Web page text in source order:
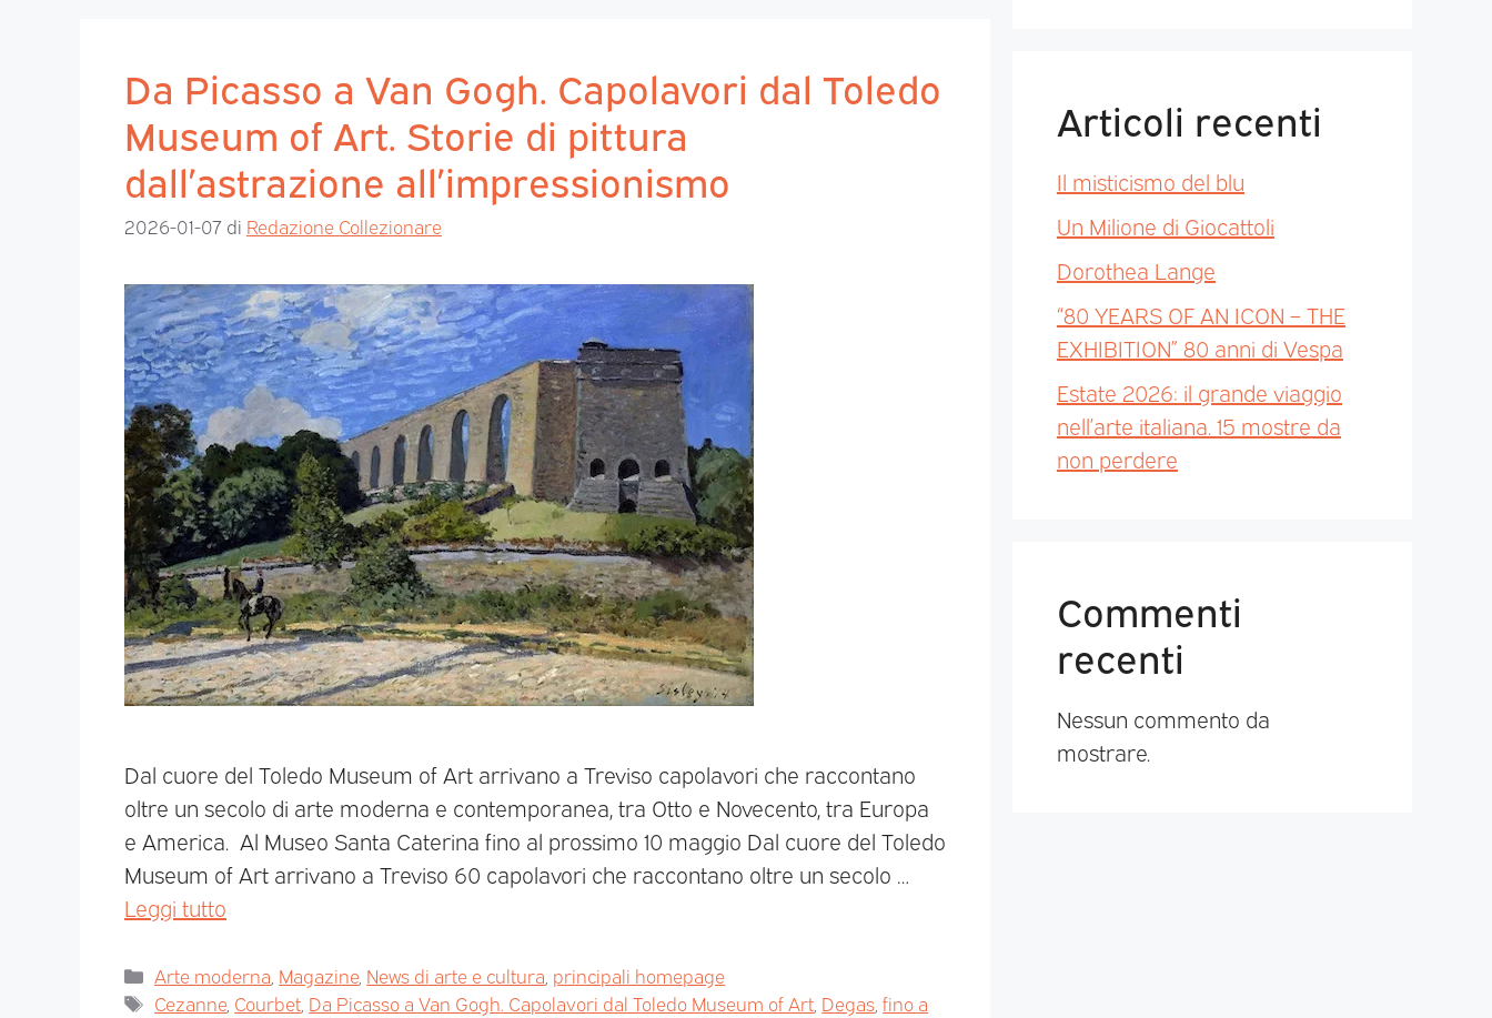
Da Picasso a Van Gogh. Capolavori dal Toledo
Museum of Art. Storie di pittura
dall’astrazione all’impressionismo
2026-01-07 di Redazione Collezionare
Dal cuore del Toledo Museum of Art arrivano a Treviso capolavori che raccontano
oltre un secolo di arte moderna e contemporanea, tra Otto e Novecento, tra Europa
e America. Al Museo Santa Caterina fino al prossimo 10 maggio Dal cuore del Toledo
Museum of Art arrivano a Treviso 60 capolavori che raccontano oltre un secolo …
Leggi tutto
Arte moderna Magazine, News di arte e cultura principali homepage
Cezanne, Courbet Da Picasso a Van Gogh. Capolavori dal Toledo Museum of Art Degas ,fino a
Articoli recenti
Il misticismo del blu
Un Milione di Giocattoli
Dorothea Lange
“80 YEARS OF AN ICON – THE
EXHIBITION” 80 anni di Vespa
Estate 2026: il grande viaggio
nell’arte italiana. 15 mostre da
non perdere
Commenti
recenti
Nessun commento da
mostrare.